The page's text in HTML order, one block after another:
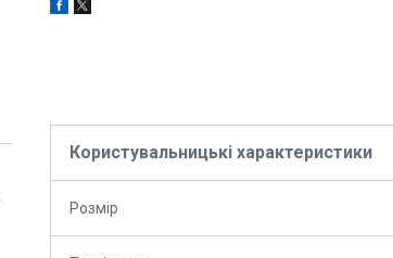
Користувальницькі характеристики
Розмір